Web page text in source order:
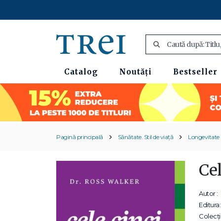
Catalog Noutăți Bestseller
Pagină principală Sănătate. Stil de viață Longevitate
Autor :
Editura: